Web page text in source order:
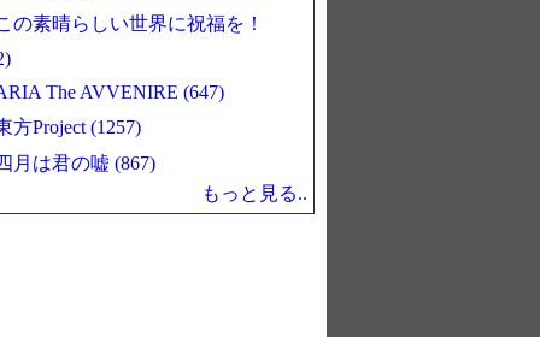
の素晴らしい世界に祝福を！
The AVVENIRE (647)
方Project (1257)
月は君の嘘 (867)
もっと見る..